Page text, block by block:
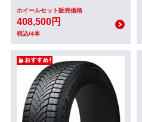
ホイールセット販売価格
408,500円
税込/4本